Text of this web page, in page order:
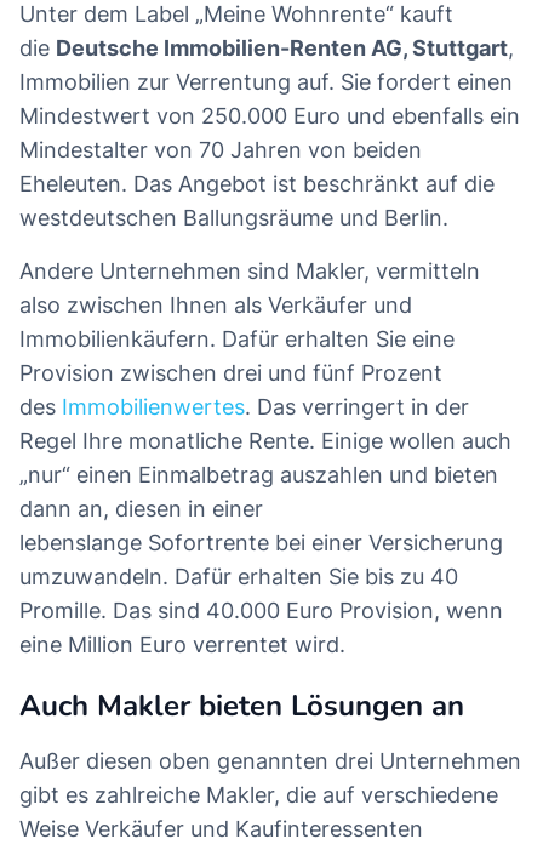
Unter dem Label „Meine Wohnrente“ kauft
die Deutsche Immobilien-Renten AG, Stuttgart,
Immobilien zur Verrentung auf. Sie fordert einen
Mindestwert von 250.000 Euro und ebenfalls ein
Mindestalter von 70 Jahren von beiden
Eheleuten. Das Angebot ist beschränkt auf die
westdeutschen Ballungsräume und Berlin.
Andere Unternehmen sind Makler, vermitteln
also zwischen Ihnen als Verkäufer und
Immobilienkäufern. Dafür erhalten Sie eine
Provision zwischen drei und fünf Prozent
des Immobilienwertes. Das verringert in der
Regel Ihre monatliche Rente. Einige wollen auch
„nur“ einen Einmalbetrag auszahlen und bieten
dann an, diesen in einer
lebenslange Sofortrente bei einer Versicherung
umzuwandeln. Dafür erhalten Sie bis zu 40
Promille. Das sind 40.000 Euro Provision, wenn
eine Million Euro verrentet wird.
Auch Makler bieten Lösungen an
Außer diesen oben genannten drei Unternehmen
gibt es zahlreiche Makler, die auf verschiedene
Weise Verkäufer und Kaufinteressenten